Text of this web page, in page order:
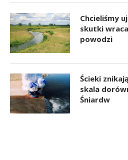
Chcieliśmy
skutki
powodzi
Ścieki
skala
Śniardw